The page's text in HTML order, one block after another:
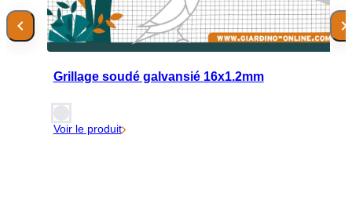
Grillage soudé galvansié 16x1.2mm
Voir le produit